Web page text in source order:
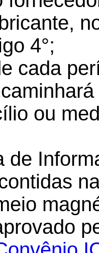
4°;
cada
ou
de